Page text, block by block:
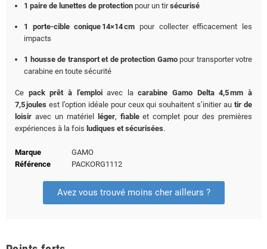
1 paire de lunettes de protection pour un tirsécurisé
1 porte-cible conique 14×14 cm pour collecter efficacement les
impacts
1 housse de transport et de protection Gamopour transporter votre
carabine en toute sécurité
Ce pack prêt à l’emploiavec lacarabine Gamo Delta 4,5 mm à
7,5 joules est l’option idéale pour ceux qui souhaitent s’initier autir de
loisir avec un matériel léger, fiableet complet pour des premières
expériences à la fois ludiques et sécurisées.
Marque
GAMO
Référence
PACKORG1112
Avez vous trouvé moins cher ailleurs ?